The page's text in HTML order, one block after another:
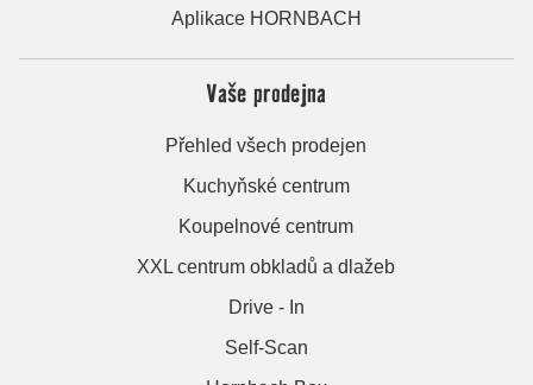
Aplikace HORNBACH
Vaše prodejna
Přehled všech prodejen
Kuchyňské centrum
Koupelnové centrum
XXL centrum obkladů a dlažeb
Drive - In
Self-Scan